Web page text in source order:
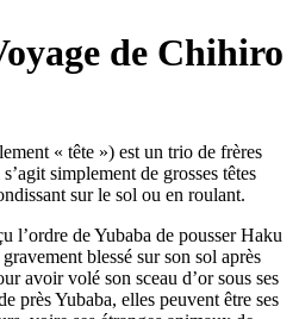
de Chihiro
« tête ») est un trio de frères
simplement de grosses têtes
sur le sol ou en roulant.
l’ordre de Yubaba de pousser Haku
blessé sur son sol après
avoir volé son sceau d’or sous ses
près Yubaba, elles peuvent être ses